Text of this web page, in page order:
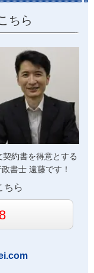
ちら
契約書を得意とする
政書士 遠藤です！
ちら